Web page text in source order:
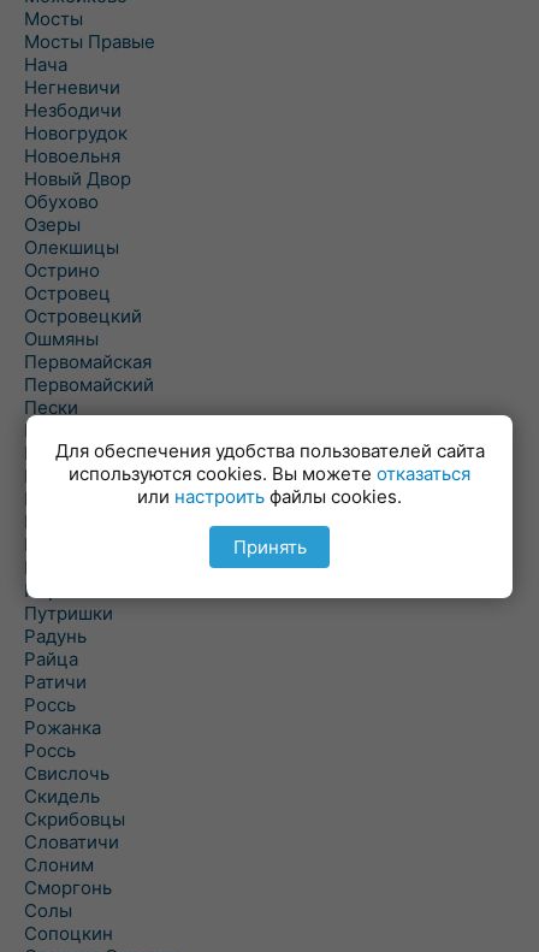
Мосты
Мосты Правые
Нача
Негневичи
Незбодичи
Новогрудок
Новоельня
Новый Двор
Обухово
Озеры
Олекшицы
Острино
Островец
Островецкий
Ошмяны
Первомайская
Первомайский
Пески
Петревичи
Погородно
Пограничный
Подлабенье
Подольцы
Подороск
Поречье
Порозово
Путришки
Радунь
Райца
Ратичи
Роcсь
Рожанка
Россь
Свислочь
Скидель
Скрибовцы
Словатичи
Слоним
Сморгонь
Солы
Сопоцкин
Для обеспечения удобства пользователей сайта
используются cookies. Вы можете отказаться
или настроить файлы cookies.
Принять